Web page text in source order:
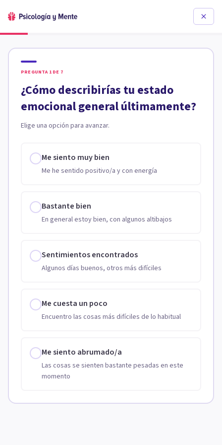
PREGUNTA 1 DE 7
¿Cómo describirías tu estado
emocional general últimamente?
Elige una opción para avanzar.
Me siento muy bien
Me he sentido positivo/a y con energía
Bastante bien
En general estoy bien, con algunos altibajos
Sentimientos encontrados
Algunos días buenos, otros más difíciles
Me cuesta un poco
Encuentro las cosas más difíciles de lo habitual
Me siento abrumado/a
Las cosas se sienten bastante pesadas en este
momento